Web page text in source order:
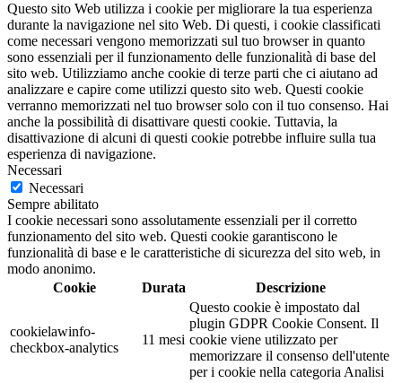
Questo sito Web utilizza i cookie per migliorare la tua esperienza
durante la navigazione nel sito Web. Di questi, i cookie classificati
come necessari vengono memorizzati sul tuo browser in quanto
sono essenziali per il funzionamento delle funzionalità di base del
sito web. Utilizziamo anche cookie di terze parti che ci aiutano ad
analizzare e capire come utilizzi questo sito web. Questi cookie
verranno memorizzati nel tuo browser solo con il tuo consenso. Hai
anche la possibilità di disattivare questi cookie. Tuttavia, la
disattivazione di alcuni di questi cookie potrebbe influire sulla tua
esperienza di navigazione.
Necessari
Necessari
Sempre abilitato
I cookie necessari sono assolutamente essenziali per il corretto
funzionamento del sito web. Questi cookie garantiscono le
funzionalità di base e le caratteristiche di sicurezza del sito web, in
modo anonimo.
Cookie
Durata Descrizione
cookielawinfo-
checkbox-analytics
11 mesi
Questo cookie è impostato dal
plugin GDPR Cookie Consent. Il
cookie viene utilizzato per
memorizzare il consenso dell'utente
per i cookie nella categoria Analisi